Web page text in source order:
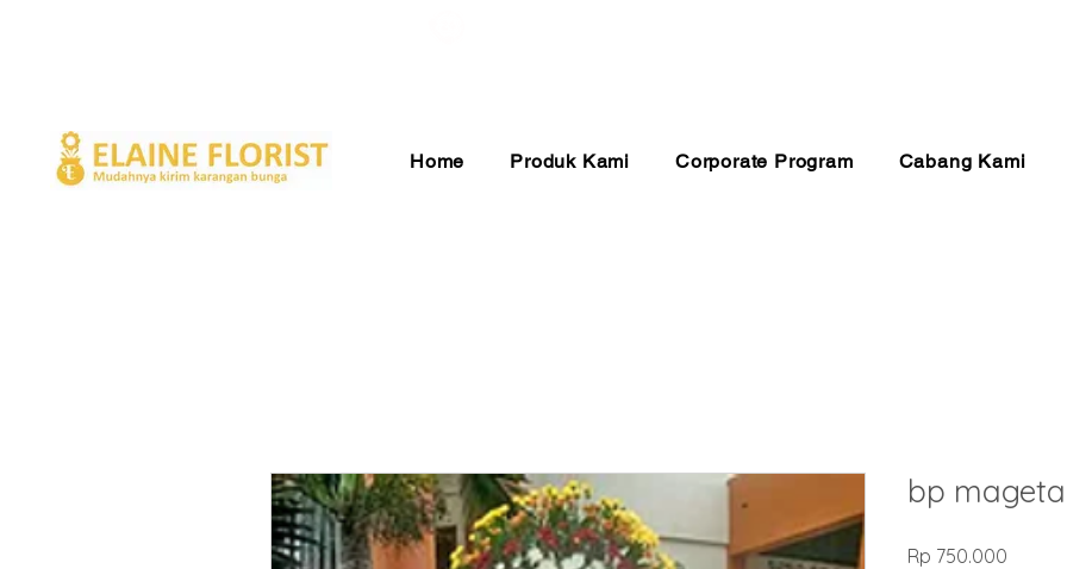
Home Produk Kami Corporate Program Cabang Kami
bp
Rp 750.000